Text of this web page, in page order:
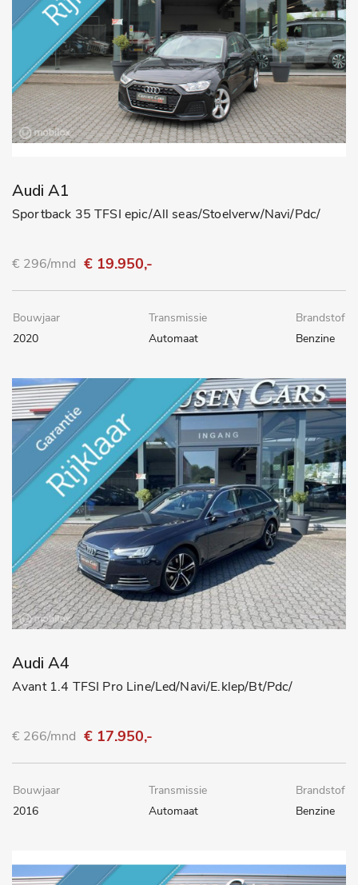
Audi A1
Sportback 35 TFSI epic/All seas/Stoelverw/Navi/Pdc/
€ 296/mnd € 19.950,-
Bouwjaar
2020
Transmissie
Automaat
Brandstof
Benzine
Audi A4
Avant 1.4 TFSI Pro Line/Led/Navi/E.klep/Bt/Pdc/
€ 266/mnd € 17.950,-
Bouwjaar
2016
Transmissie
Automaat
Brandstof
Benzine